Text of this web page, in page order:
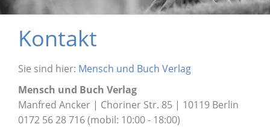
Kontakt
Sie sind hier: Mensch und Buch Verlag
Mensch und Buch Verlag
Manfred Ancker | Choriner Str. 85 | 10119 Berlin
0172 56 28 716 (mobil: 10:00 - 18:00)